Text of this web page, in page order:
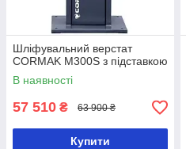
Шліфувальний верстат
CORMAK M300S з підставкою
В наявності
57 510 ₴ 63 900 ₴
Купити